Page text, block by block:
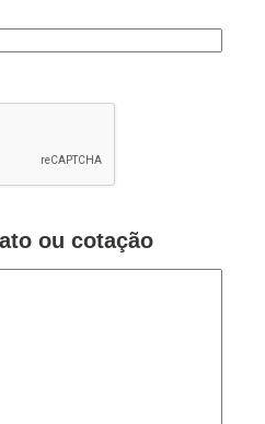
ou cotação